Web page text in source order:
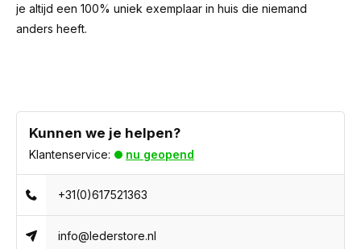
je altijd een 100% uniek exemplaar in huis die niemand
anders heeft.
Kunnen we je helpen?
Klantenservice: nu geopend
+31(0)617521363
info@lederstore.nl